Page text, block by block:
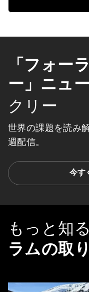
「フォー
ー」ニュ
クリー
世界の課題を読み
週配信。
今す
もっと知る
ラムの取